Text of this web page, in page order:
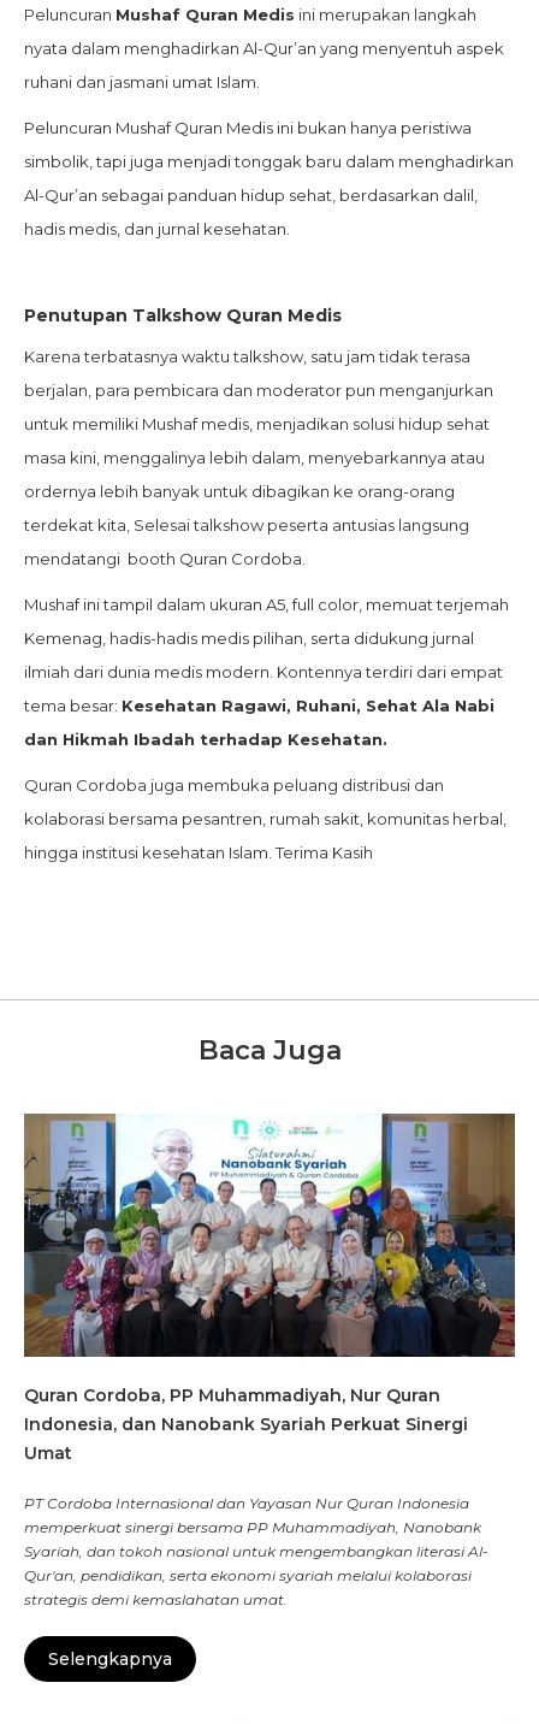
Peluncuran Mushaf Quran Medis ini merupakan langkah
nyata dalam menghadirkan Al-Qur’an yang menyentuh aspek
ruhani dan jasmani umat Islam.
Peluncuran Mushaf Quran Medis ini bukan hanya peristiwa
simbolik, tapi juga menjadi tonggak baru dalam menghadirkan
Al-Qur’an sebagai panduan hidup sehat, berdasarkan dalil,
hadis medis, dan jurnal kesehatan.
Penutupan Talkshow Quran Medis
Karena terbatasnya waktu talkshow, satu jam tidak terasa
berjalan, para pembicara dan moderator pun menganjurkan
untuk memiliki Mushaf medis, menjadikan solusi hidup sehat
masa kini, menggalinya lebih dalam, menyebarkannya atau
ordernya lebih banyak untuk dibagikan ke orang-orang
terdekat kita, Selesai talkshow peserta antusias langsung
mendatangi booth Quran Cordoba.
Mushaf ini tampil dalam ukuran A5, full color, memuat terjemah
Kemenag, hadis-hadis medis pilihan, serta didukung jurnal
ilmiah dari dunia medis modern. Kontennya terdiri dari empat
tema besar: Kesehatan Ragawi, Ruhani, Sehat Ala Nabi
dan Hikmah Ibadah terhadap Kesehatan.
Quran Cordoba juga membuka peluang distribusi dan
kolaborasi bersama pesantren, rumah sakit, komunitas herbal,
hingga institusi kesehatan Islam. Terima Kasih
Baca Juga
Quran Cordoba, PP Muhammadiyah, Nur Quran
Indonesia, dan Nanobank Syariah Perkuat Sinergi
Umat
PT Cordoba Internasional dan Yayasan Nur Quran Indonesia
memperkuat sinergi bersama PP Muhammadiyah, Nanobank
Syariah, dan tokoh nasional untuk mengembangkan literasi Al-
Qur'an, pendidikan, serta ekonomi syariah melalui kolaborasi
strategis demi kemaslahatan umat.
Selengkapnya